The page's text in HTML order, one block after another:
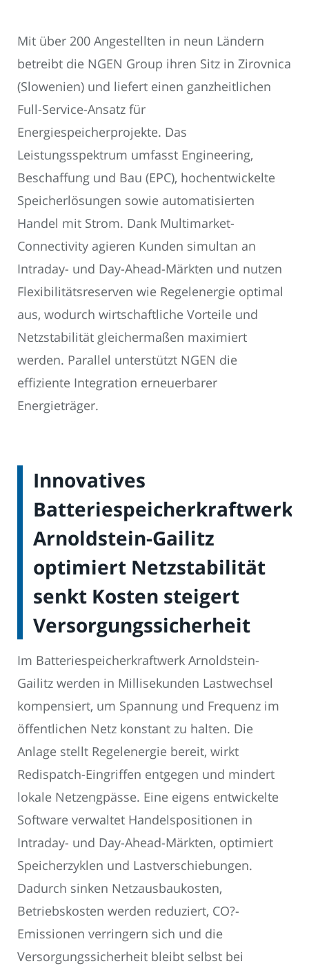
Mit über 200 Angestellten in neun Ländern
betreibt die NGEN Group ihren Sitz in Zirovnica
(Slowenien) und liefert einen ganzheitlichen
Full-Service-Ansatz für
Energiespeicherprojekte. Das
Leistungsspektrum umfasst Engineering,
Beschaffung und Bau (EPC), hochentwickelte
Speicherlösungen sowie automatisierten
Handel mit Strom. Dank Multimarket-
Connectivity agieren Kunden simultan an
Intraday- und Day-Ahead-Märkten und nutzen
Flexibilitätsreserven wie Regelenergie optimal
aus, wodurch wirtschaftliche Vorteile und
Netzstabilität gleichermaßen maximiert
werden. Parallel unterstützt NGEN die
effiziente Integration erneuerbarer
Energieträger.
Innovatives
Batteriespeicherkraftwerk
Arnoldstein-Gailitz
optimiert Netzstabilität
senkt Kosten steigert
Versorgungssicherheit
Im Batteriespeicherkraftwerk Arnoldstein-
Gailitz werden in Millisekunden Lastwechsel
kompensiert, um Spannung und Frequenz im
öffentlichen Netz konstant zu halten. Die
Anlage stellt Regelenergie bereit, wirkt
Redispatch-Eingriffen entgegen und mindert
lokale Netzengpässe. Eine eigens entwickelte
Software verwaltet Handelspositionen in
Intraday- und Day-Ahead-Märkten, optimiert
Speicherzyklen und Lastverschiebungen.
Dadurch sinken Netzausbaukosten,
Betriebskosten werden reduziert, CO?-
Emissionen verringern sich und die
Versorgungssicherheit bleibt selbst bei